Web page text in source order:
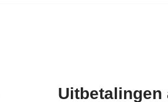
Uitbetalingen